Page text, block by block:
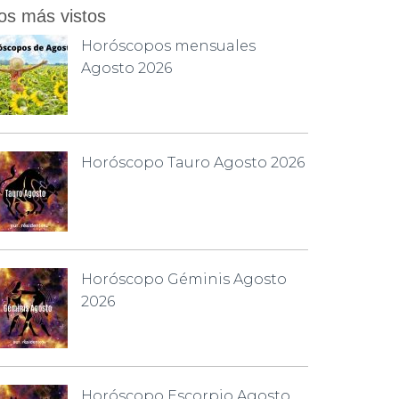
más vistos
Horóscopos mensuales
Agosto 2026
Horóscopo Tauro Agosto 2026
Horóscopo Géminis Agosto
2026